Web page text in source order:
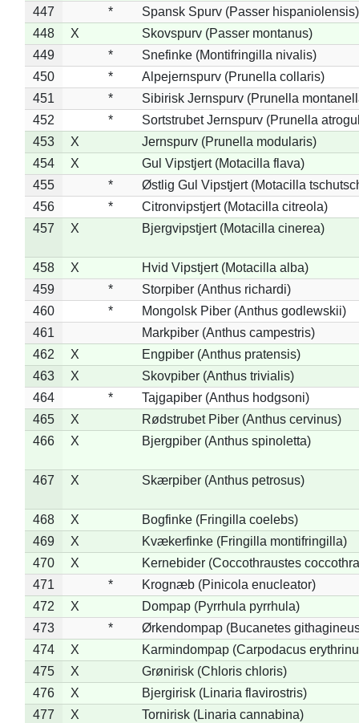
447
*
Spansk Spurv (Passer hispaniolensis)
448
X
Skovspurv (Passer montanus)
449
*
Snefinke (Montifringilla nivalis)
450
*
Alpejernspurv (Prunella collaris)
451
*
Sibirisk Jernspurv (Prunella
452
*
Sortstrubet Jernspurv (Prunella
453
X
Jernspurv (Prunella modularis)
454
X
Gul Vipstjert (Motacilla flava)
455
*
Østlig Gul Vipstjert (Motacilla
456
*
Citronvipstjert (Motacilla citreola)
457
X Bjergvipstjert (Motacilla cinerea)
458 X
Hvid Vipstjert (Motacilla alba)
459
*
Storpiber (Anthus richardi)
460
*
Mongolsk Piber (Anthus godlewskii)
461
Markpiber (Anthus campestris)
462
X
Engpiber (Anthus pratensis)
463
X
Skovpiber (Anthus trivialis)
464
*
Tajgapiber (Anthus hodgsoni)
465
X
Rødstrubet Piber (Anthus cervinus)
466
X Bjergpiber (Anthus spinoletta)
467 X Skærpiber (Anthus petrosus)
468 X
Bogfinke (Fringilla coelebs)
469
X
Kvækerfinke (Fringilla montifringilla)
470
X
Kernebider (Coccothraustes
471
*
Krognæb (Pinicola enucleator)
472
X
Dompap (Pyrrhula pyrrhula)
473
*
Ørkendompap (Bucanetes
474
X
Karmindompap (Carpodacus
475
X
Grønirisk (Chloris chloris)
476
X
Bjergirisk (Linaria flavirostris)
477
X Tornirisk (Linaria cannabina)